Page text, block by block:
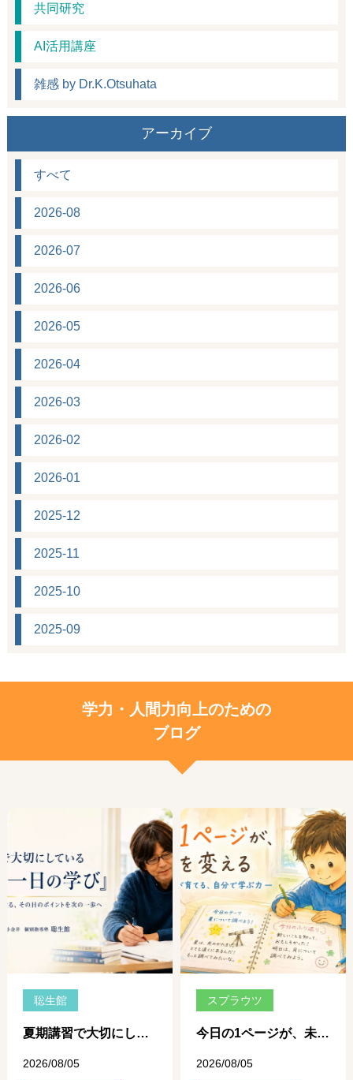
共同研究
AI活用講座
雑感 by Dr.K.Otsuhata
アーカイブ
すべて
2026-08
2026-07
2026-06
2026-05
2026-04
2026-03
2026-02
2026-01
2025-12
2025-11
2025-10
2025-09
学力・人間力向上のための
ブログ
聡生館
夏期講習で大切にしている「一日、一日の学び」 ― 個別指導だからできる、その日のポイントを次の一歩につなげる学習 ―
2026/08/05
スプラウツ
今日の1ページが、未来を変える ― 自学ノートが育てる、自分で学ぶ力 ―
2026/08/05